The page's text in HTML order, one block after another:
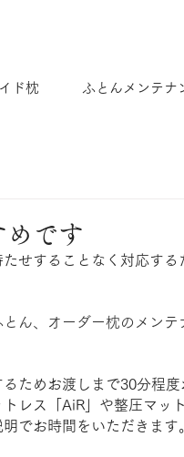
ド枕 ふとんメンテナ
です
せすることなく対応する
ん、オーダー枕のメンテ
ためお渡しまで30分程度
レス「AiR」や整圧マッ
でお時間をいただきます